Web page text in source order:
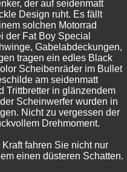
der auf seidenmatt
Design ruht. Es fällt
solchen Motorrad
der Fat Boy Special
Gabelabdeckungen,
tragen ein edles Black
Scheibenräder im Bullet
am seidenmatt
Trittbretter in glänzendem
Scheinwerfer wurden in
Nicht zu vergessen der
Drehmoment.
fahren Sie nicht nur
einen düsteren Schatten.